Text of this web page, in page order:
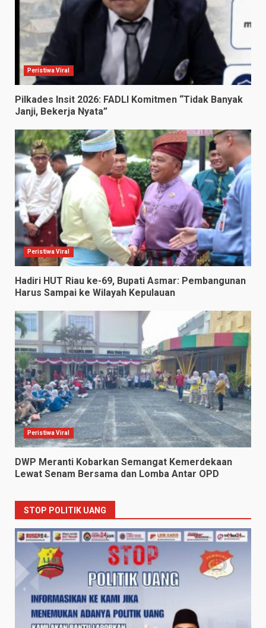
Peristiwa Viral
Pilkades Insit 2026: FADLI Komitmen “Tidak Banyak
Janji, Bekerja Nyata”
Peristiwa Viral
Hadiri HUT Riau ke-69, Bupati Asmar: Pembangunan
Harus Sampai ke Wilayah Kepulauan
Peristiwa Viral
DWP Meranti Kobarkan Semangat Kemerdekaan
Lewat Senam Bersama dan Lomba Antar OPD
STOP POLITIK UANG